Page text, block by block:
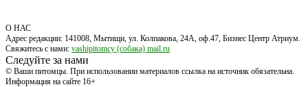
О НАС
Адрес редакции: 141008, Мытищи, ул. Колпакова, 24А, оф.47, Бизнес Центр Атриум.
Свяжитесь с нами: vashipitomcy (собака) mail.ru
Следуйте за нами
© Ваши питомцы. При использовании материалов ссылка на источник обязательна.
Информация на сайте 16+